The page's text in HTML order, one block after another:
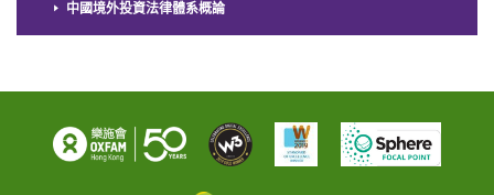
中國境外投資法律體系概論